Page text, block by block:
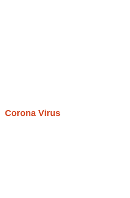
Corona Virus